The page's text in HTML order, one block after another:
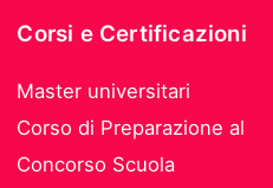
Corsi e Certificazioni
Master universitari
Corso di Preparazione al
Concorso Scuola